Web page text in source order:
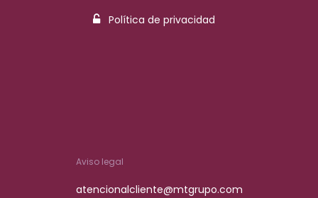
Política de privacidad
Aviso legal
atencionalcliente@mtgrupo.com